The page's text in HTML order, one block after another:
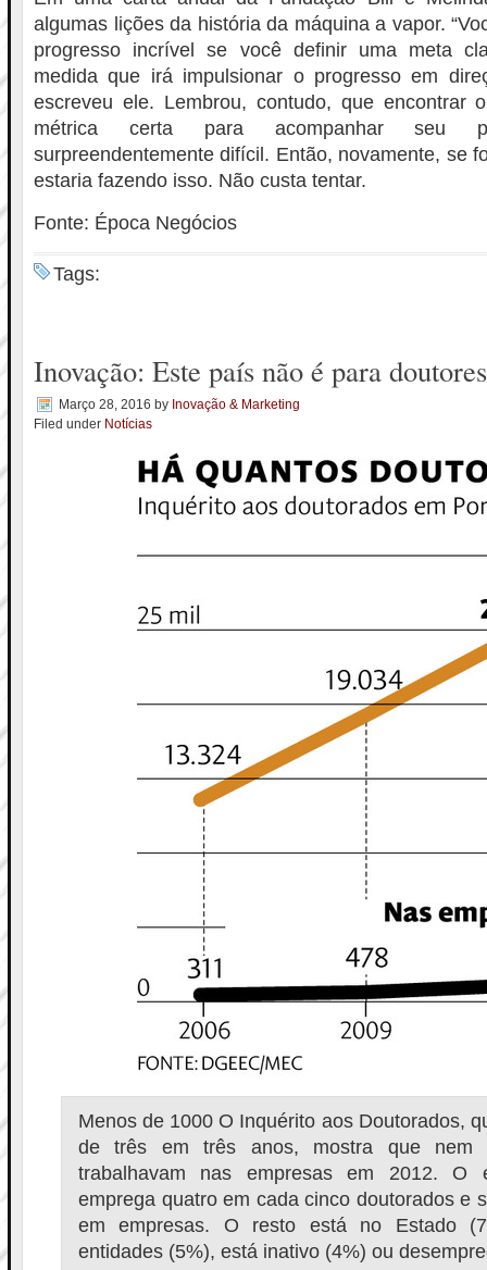
algumas lições da história da máquina a vapor.
progresso incrível se você definir uma meta
medida que irá impulsionar o progresso em
escreveu ele. Lembrou, contudo, que encontrar
métrica certa para acompanhar seu
surpreendentemente difícil. Então, novamente, se
estaria fazendo isso. Não custa tentar.
Fonte: Época Negócios
Tags:
Inovação: Este país não é para doutores
Março 28, 2016 by Inovação & Marketing
Filed under Notícias
Menos de 1000 O Inquérito aos Doutorados,
de três em três anos, mostra que nem
trabalhavam nas empresas em 2012. O
emprega quatro em cada cinco doutorados e
em empresas. O resto está no Estado
entidades (5%), está inativo (4%) ou